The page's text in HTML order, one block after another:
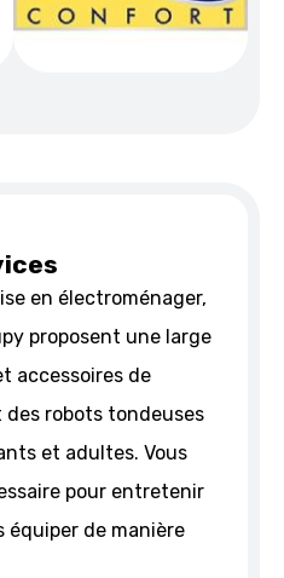
en électroménager,
proposent une large
accessoires de
robots tondeuses
et adultes. Vous
pour entretenir
équiper de manière